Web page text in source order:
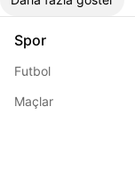
Spor
Futbol
Maçlar